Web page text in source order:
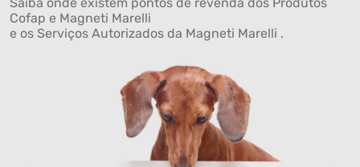
Saiba onde existem pontos de revenda dos Produtos
Cofap e Magneti Marelli
e os Serviços Autorizados da Magneti Marelli .